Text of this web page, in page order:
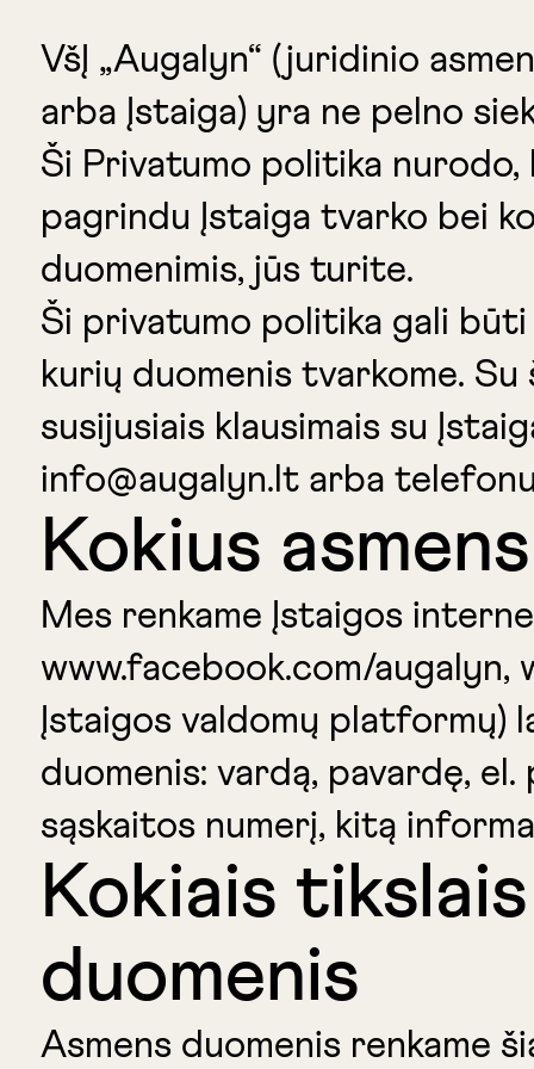
VšĮ „Augalyn“ (juridinio
arba Įstaiga) yra ne pelno
Ši Privatumo politika nurodo,
pagrindu Įstaiga tvarko bei
duomenimis, jūs turite.
Ši privatumo politika gali būti
kurių duomenis tvarkome.
susijusiais klausimais su
info@augalyn.lt arba
Kokius
Mes renkame Įstaigos
www.facebook.com/augalyn,
Įstaigos valdomų platformų)
duomenis: vardą, pavardę,
sąskaitos numerį, kitą
Kokiais
duomenis
Asmens duomenis renkame